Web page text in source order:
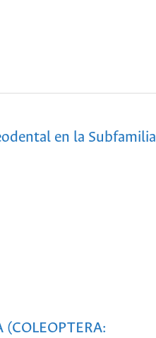
en la Subfamilia
(COLEOPTERA: